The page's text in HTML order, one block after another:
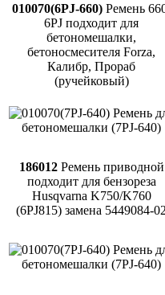
010070(6PJ-660)Ремень
6PJ подходит для
бетономешалки,
бетоносмесителя Forza,
Калибр, Прораб
(ручейковый)
186012Ремень приводной
подходит для бензореза
Husqvarna K750/K760
(6PJ815) замена 5449084-02